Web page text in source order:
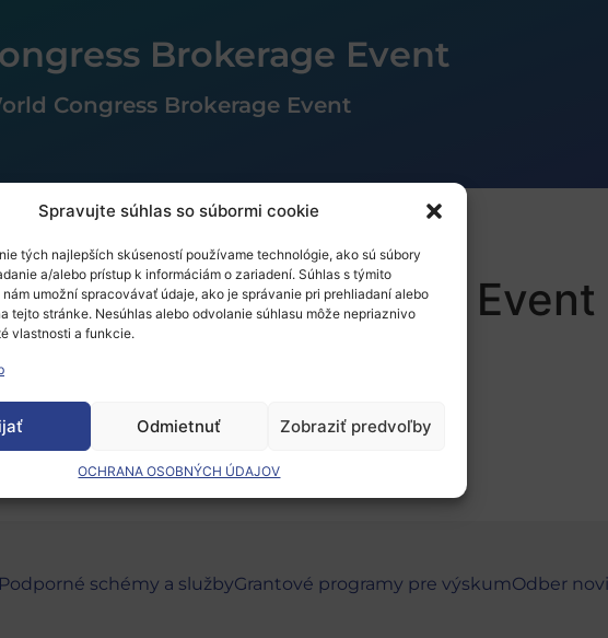
Spravujte súhlas so súbormi cookie
tých najlepších skúseností používame technológie, ako sú súbory
a/alebo prístup k informáciám o zariadení. Súhlas s týmito
umožní spracovávať údaje, ako je správanie pri prehliadaní alebo
tejto stránke. Nesúhlas alebo odvolanie súhlasu môže nepriaznivo
vlastnosti a funkcie.
Odmietnuť Zobraziť predvoľby
OCHRANA OSOBNÝCH ÚDAJOV
Brokerage Event
Congress Brokerage Event
Congress Brokerage Event
prihlásiť
Podporné schémy a službyGrantové programy pre výskumOdber